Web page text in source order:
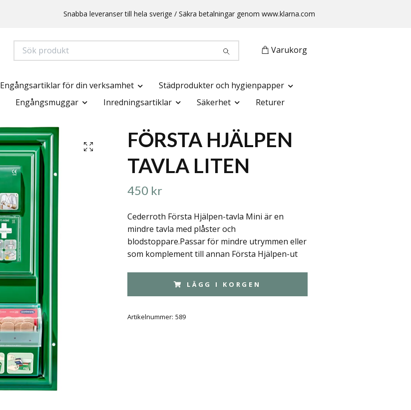
Snabba leveranser till hela sverige / Säkra betalningar genom www.klarna.com
Varukorg
Engångsartiklar för din verksamhet
Städprodukter och hygienpapper
Engångsmuggar Inredningsartiklar Säkerhet Returer
FÖRSTA HJÄLPEN
TAVLA LITEN
450 kr
Cederroth Första Hjälpen-tavla Mini är en
mindre tavla med plåster och
blodstoppare.Passar för mindre utrymmen eller
som komplement till annan Första Hjälpen-ut
LÄGG I KORGEN
Artikelnummer: 589